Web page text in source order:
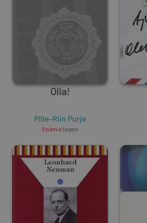
Olla!
Pille-Riin Purje
9 päevatagasi